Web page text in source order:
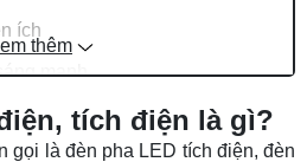
ích
mạnh
thêm
tích điện là gì?
gọi là đèn pha LED tích điện, đèn